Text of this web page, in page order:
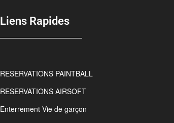
Liens Rapides
RESERVATIONS PAINTBALL
RESERVATIONS AIRSOFT
Enterrement Vie de garçon